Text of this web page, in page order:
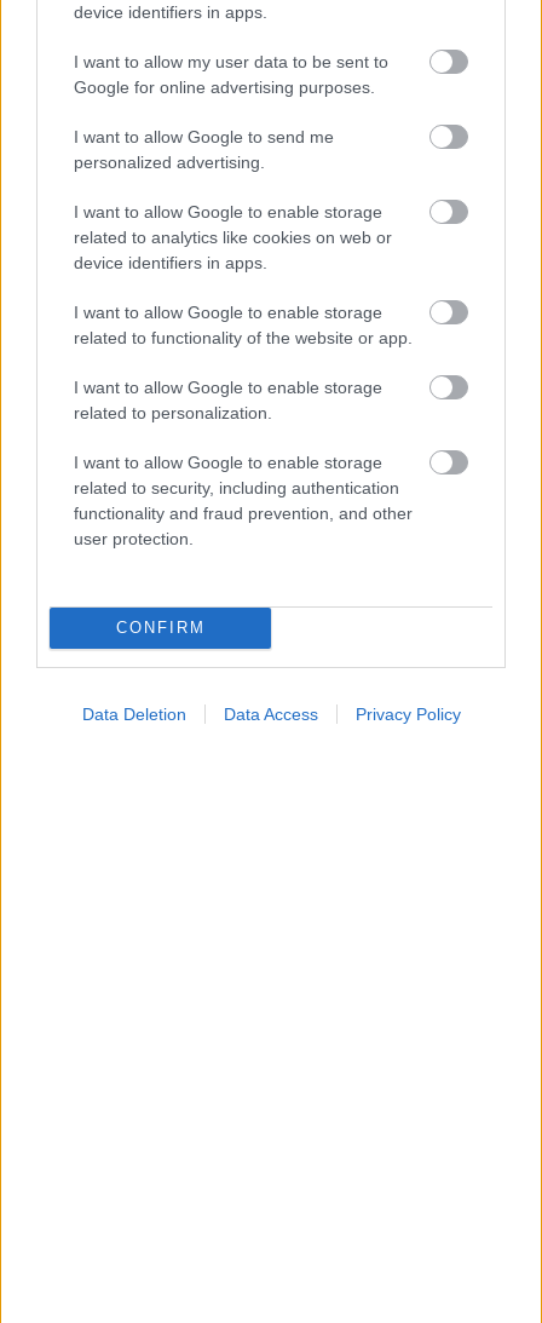
device identifiers in apps.
I want to allow my user data to be sent to
Google for online advertising purposes.
I want to allow Google to send me
personalized advertising.
I want to allow Google to enable storage
related to analytics like cookies on web or
device identifiers in apps.
I want to allow Google to enable storage
related to functionality of the website or app.
I want to allow Google to enable storage
related to personalization.
I want to allow Google to enable storage
related to security, including authentication
functionality and fraud prevention, and other
user protection.
CONFIRM
Data Deletion Data Access Privacy Policy
με το πέρασμα του χρόνου
προσθέτει 13 χρόνια χωρίς άνοια [μελέτη]